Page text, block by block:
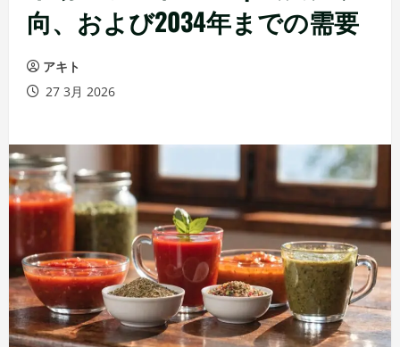
向、および2034年までの需要
アキト
27 3月 2026